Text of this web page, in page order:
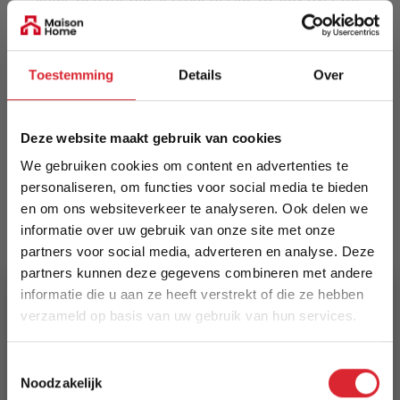
Toestemming Details Over
Deze website maakt gebruik van cookies
We gebruiken cookies om content en advertenties te
personaliseren, om functies voor social media te bieden
en om ons websiteverkeer te analyseren. Ook delen we
informatie over uw gebruik van onze site met onze
partners voor social media, adverteren en analyse. Deze
partners kunnen deze gegevens combineren met andere
informatie die u aan ze heeft verstrekt of die ze hebben
verzameld op basis van uw gebruik van hun services.
Noodzakelijk
night.
Meer informatie
Merk
Innovation Living
EAN
5700110946544
Prijs
€ 1.015,00
Levertijd